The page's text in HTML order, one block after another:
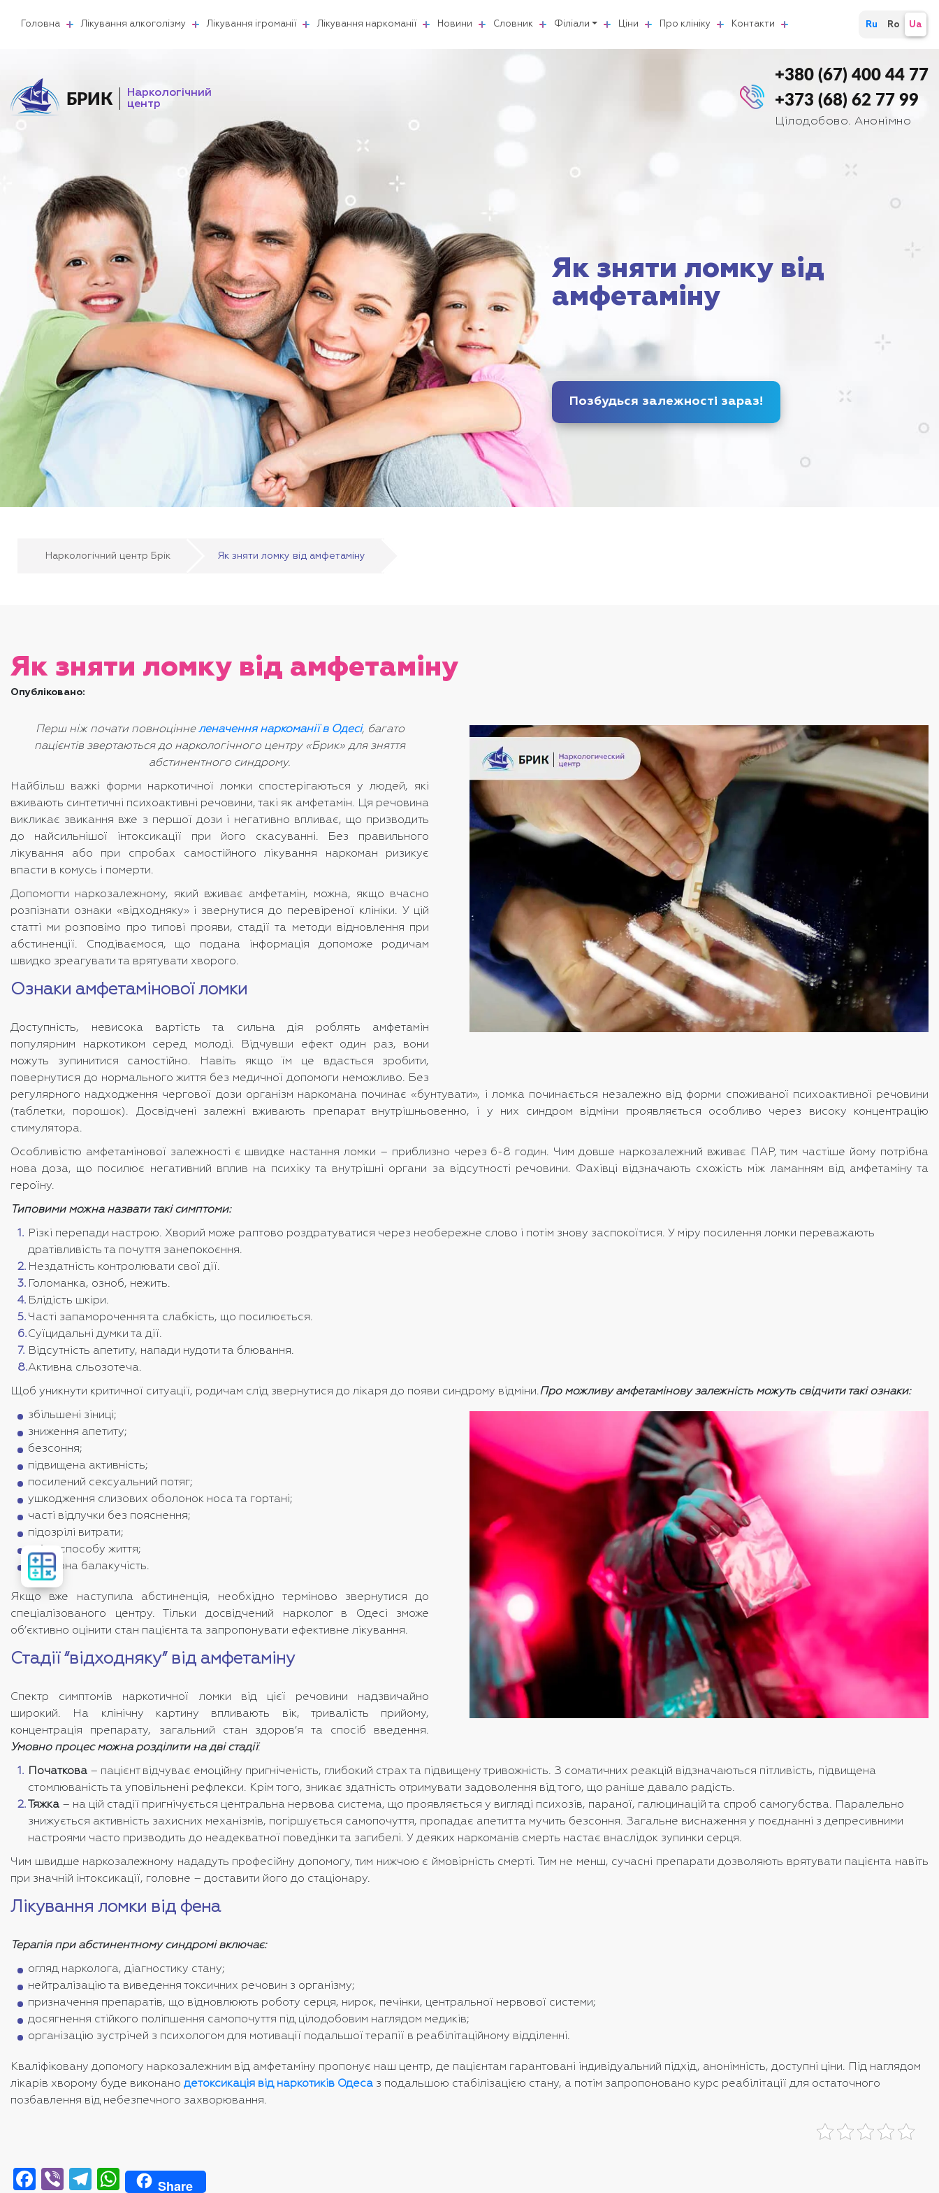
Головна Лікування алкоголізму Лікування ігроманії Лікування наркоманії Новини Словник Філіали Ціни Про клініку Контакти Ru Ro Ua
БРИК
Наркологічний
центр
+380 (67) 400 44 77
+373 (68) 62 77 99
Цілодобово. Анонімно
Як зняти ломку від
амфетаміну
Позбудься залежності зараз!
Наркологічний центр Брік Як зняти ломку від амфетаміну
Як зняти ломку від амфетаміну
Опубліковано:
Перш ніж почати повноціннеленачення наркоманії в Одесі, багато
пацієнтів звертаються до наркологічного центру «Брик» для зняття
абстинентного синдрому.
Найбільш важкі форми наркотичної ломки спостерігаються у людей, які
вживають синтетичні психоактивні речовини, такі як амфетамін. Ця речовина
викликає звикання вже з першої дози і негативно впливає, що призводить
до найсильнішої інтоксикації при його скасуванні. Без правильного
лікування або при спробах самостійного лікування наркоман ризикує
впасти в комусь і померти.
Допомогти наркозалежному, який вживає амфетамін, можна, якщо вчасно
розпізнати ознаки «відходняку» і звернутися до перевіреної клініки. У цій
статті ми розповімо про типові прояви, стадії та методи відновлення при
абстиненції. Сподіваємося, що подана інформація допоможе родичам
швидко зреагувати та врятувати хворого.
Ознаки амфетамінової ломки
Доступність, невисока вартість та сильна дія роблять амфетамін
популярним наркотиком серед молоді. Відчувши ефект один раз, вони
можуть зупинитися самостійно. Навіть якщо їм це вдасться зробити,
повернутися до нормального життя без медичної допомоги неможливо. Без
регулярного надходження чергової дози організм наркомана починає «бунтувати», і ломка починається незалежно від форми споживаної психоактивної речовини
(таблетки, порошок). Досвідчені залежні вживають препарат внутрішньовенно, і у них синдром відміни проявляється особливо через високу концентрацію
стимулятора.
Особливістю амфетамінової залежності є швидке настання ломки – приблизно через 6-8 годин. Чим довше наркозалежний вживає ПАР, тим частіше йому потрібна
нова доза, що посилює негативний вплив на психіку та внутрішні органи за відсутності речовини. Фахівці відзначають схожість між ламанням від амфетаміну та
героїну.
Типовими можна назвати такі симптоми:
Різкі перепади настрою. Хворий може раптово роздратуватися через необережне слово і потім знову заспокоїтися. У міру посилення ломки переважають
дратівливість та почуття занепокоєння.
Нездатність контролювати свої дії.
Голоманка, озноб, нежить.
Блідість шкіри.
Часті запаморочення та слабкість, що посилюється.
Суїцидальні думки та дії.
Відсутність апетиту, напади нудоти та блювання.
Активна сльозотеча.
Щоб уникнути критичної ситуації, родичам слід звернутися до лікаря до появи синдрому відміни.Про можливу амфетамінову залежність можуть свідчити такі ознаки:
збільшені зіниці;
зниження апетиту;
безсоння;
підвищена активність;
посилений сексуальний потяг;
ушкодження слизових оболонок носа та гортані;
часті відлучки без пояснення;
підозрілі витрати;
зміна способу життя;
надмірна балакучість.
Якщо вже наступила абстиненція, необхідно терміново звернутися до
спеціалізованого центру. Тільки досвідчений нарколог в Одесі зможе
об’єктивно оцінити стан пацієнта та запропонувати ефективне лікування.
Стадії “відходняку” від амфетаміну
Спектр симптомів наркотичної ломки від цієї речовини надзвичайно
широкий. На клінічну картину впливають вік, тривалість прийому,
концентрація препарату, загальний стан здоров’я та спосіб введення.
Умовно процес можна розділити на дві стадії:
Початкова – пацієнт відчуває емоційну пригніченість, глибокий страх та підвищену тривожність. З соматичних реакцій відзначаються пітливість, підвищена
стомлюваність та уповільнені рефлекси. Крім того, зникає здатність отримувати задоволення від того, що раніше давало радість.
Тяжка – на цій стадії пригнічується центральна нервова система, що проявляється у вигляді психозів, параної, галюцинацій та спроб самогубства. Паралельно
знижується активність захисних механізмів, погіршується самопочуття, пропадає апетит та мучить безсоння. Загальне виснаження у поєднанні з депресивними
настроями часто призводить до неадекватної поведінки та загибелі. У деяких наркоманів смерть настає внаслідок зупинки серця.
Чим швидше наркозалежному нададуть професійну допомогу, тим нижчою є ймовірність смерті. Тим не менш, сучасні препарати дозволяють врятувати пацієнта навіть
при значній інтоксикації, головне – доставити його до стаціонару.
Лікування ломки від фена
Терапія при абстинентному синдромі включає:
огляд нарколога, діагностику стану;
нейтралізацію та виведення токсичних речовин з організму;
призначення препаратів, що відновлюють роботу серця, нирок, печінки, центральної нервової системи;
досягнення стійкого поліпшення самопочуття під цілодобовим наглядом медиків;
організацію зустрічей з психологом для мотивації подальшої терапії в реабілітаційному відділенні.
Кваліфіковану допомогу наркозалежним від амфетаміну пропонує наш центр, де пацієнтам гарантовані індивідуальний підхід, анонімність, доступні ціни. Під наглядом
лікарів хворому буде виконано детоксикація від наркотиків Одеса з подальшою стабілізацією стану, а потім запропоновано курс реабілітації для остаточного
позбавлення від небезпечного захворювання.
Facebook
ViberTelegram
WhatsApp
Share
Розрахувати
вартість